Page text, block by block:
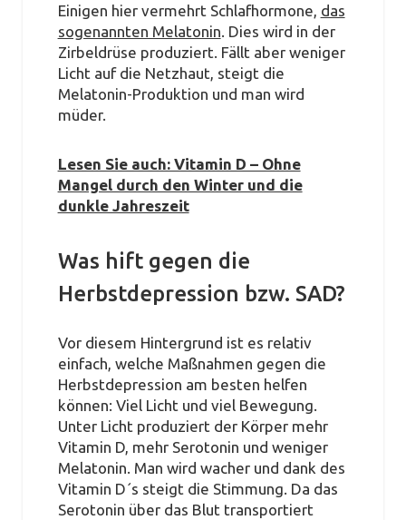
Einigen hier vermehrt Schlafhormone, das
sogenannten Melatonin. Dies wird in der
Zirbeldrüse produziert. Fällt aber weniger
Licht auf die Netzhaut, steigt die
Melatonin-Produktion und man wird
müder.
Lesen Sie auch: Vitamin D – Ohne
Mangel durch den Winter und die
dunkle Jahreszeit
Was hift gegen die
Herbstdepression bzw. SAD?
Vor diesem Hintergrund ist es relativ
einfach, welche Maßnahmen gegen die
Herbstdepression am besten helfen
können: Viel Licht und viel Bewegung.
Unter Licht produziert der Körper mehr
Vitamin D, mehr Serotonin und weniger
Melatonin. Man wird wacher und dank des
Vitamin D´s steigt die Stimmung. Da das
Serotonin über das Blut transportiert